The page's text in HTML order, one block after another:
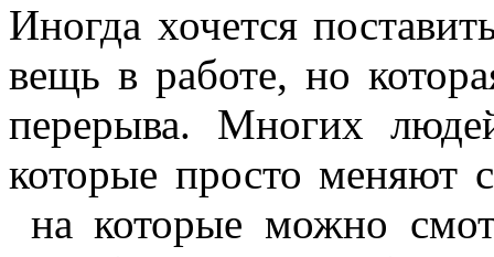
Иногда хочется
вещь в работе, но
перерыва. Многих
которые просто меняют
на которые можно